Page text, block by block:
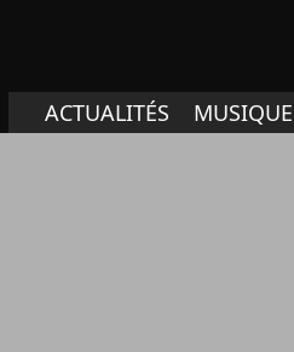
ACTUALITÉS MUSIQUE